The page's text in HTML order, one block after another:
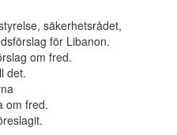
säkerhetsrådet,
för Libanon.
om fred.
det.
om fred.